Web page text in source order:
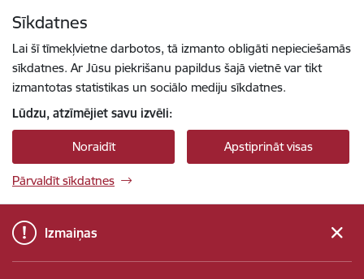
Sīkdatnes
Lai šī tīmekļvietne darbotos, tā izmanto obligāti nepieciešamās
sīkdatnes. Ar Jūsu piekrišanu papildus šajā vietnē var tikt
izmantotas statistikas un sociālo mediju sīkdatnes.
Lūdzu, atzīmējiet savu izvēli:
Noraidīt Apstiprināt visas
Pārvaldīt sīkdatnes
Izmaiņas